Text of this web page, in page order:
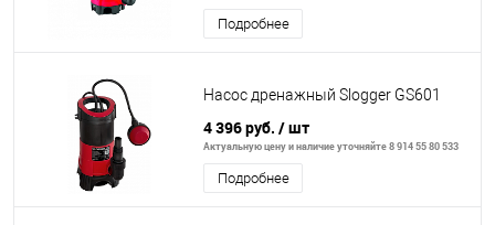
Подробнее
Насос дренажный Slogger GS601
4 396 руб. / шт
Актуальную цену и наличие уточняйте 8 914 55 80 533
Подробнее